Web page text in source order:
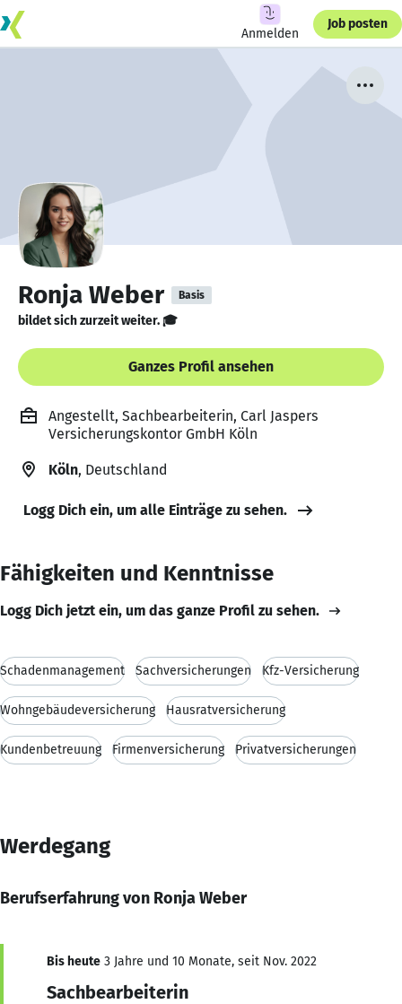
Anmelden
Job posten
Ronja Weber Basis
bildet sich zurzeit weiter. 🎓
Ganzes Profil ansehen
Angestellt, Sachbearbeiterin, Carl Jaspers
Versicherungskontor GmbH Köln
Köln, Deutschland
Logg Dich ein, um alle Einträge zu sehen.
Fähigkeiten und Kenntnisse
Logg Dich jetzt ein, um das ganze Profil zu sehen.
Schadenmanagement Sachversicherungen Kfz-Versicherung
Wohngebäudeversicherung Hausratversicherung
Kundenbetreuung Firmenversicherung Privatversicherungen
Werdegang
Berufserfahrung von Ronja Weber
Bis heute 3 Jahre und 10 Monate, seit Nov. 2022
Sachbearbeiterin